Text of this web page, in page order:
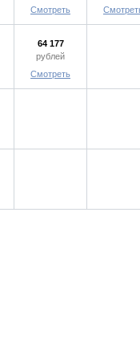
Смотреть
64 177
рублей
Смотреть